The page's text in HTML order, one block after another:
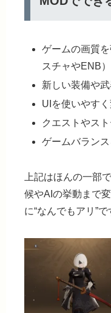
ゲームの画質
スチャやENB）
新しい装備や
UIを使いやす
クエストやス
ゲームバラン
上記はほんの一部
候やAIの挙動まで
に“なんでもアリ”で